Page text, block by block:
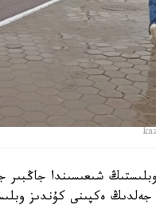
وبلىستىڭ شىعىسىندا